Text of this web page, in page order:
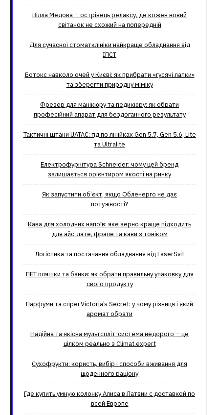
Вілла Медова – острівець релаксу, де кожен новий
світанок не схожий на попередній
Для сучасної стоматклініки найкраще обладнання від
ІПСТ
Ботокс навколо очей у Києві: як прибрати «гусячі лапки»
та зберегти природну міміку
Фрезер для манікюру та педикюру: як обрати
професійний апарат для бездоганного результату
Тактичні штани UATAC: гід по лінійках Gen 5.7, Gen 5.6, Lite
та Ultralite
Електрофурнітура Schneider: чому цей бренд
залишається орієнтиром якості на ринку
Як запустити об’єкт, якщо Обленерго не дає
потужності?
Кава для холодних напоїв: яке зерно краще підходить
для айс-лате, фрапе та кави з тоніком
Логістика та постачання обладнання від LaserSvit
ПЕТ пляшки та банки: як обрати правильну упаковку для
свого продукту
Парфуми та спреї Victoria’s Secret: у чому різниця і який
аромат обрати
Надійна та якісна мультспліт-система недорого – це
цілком реально з Climat.еxpert
Сухофрукти: користь, вибір і способи вживання для
щоденного раціону
Где купить умную колонку Алиса в Латвии с доставкой по
всей Европе